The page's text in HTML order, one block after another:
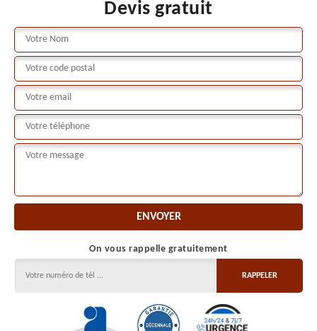
Devis gratuit
On vous rappelle gratuitement